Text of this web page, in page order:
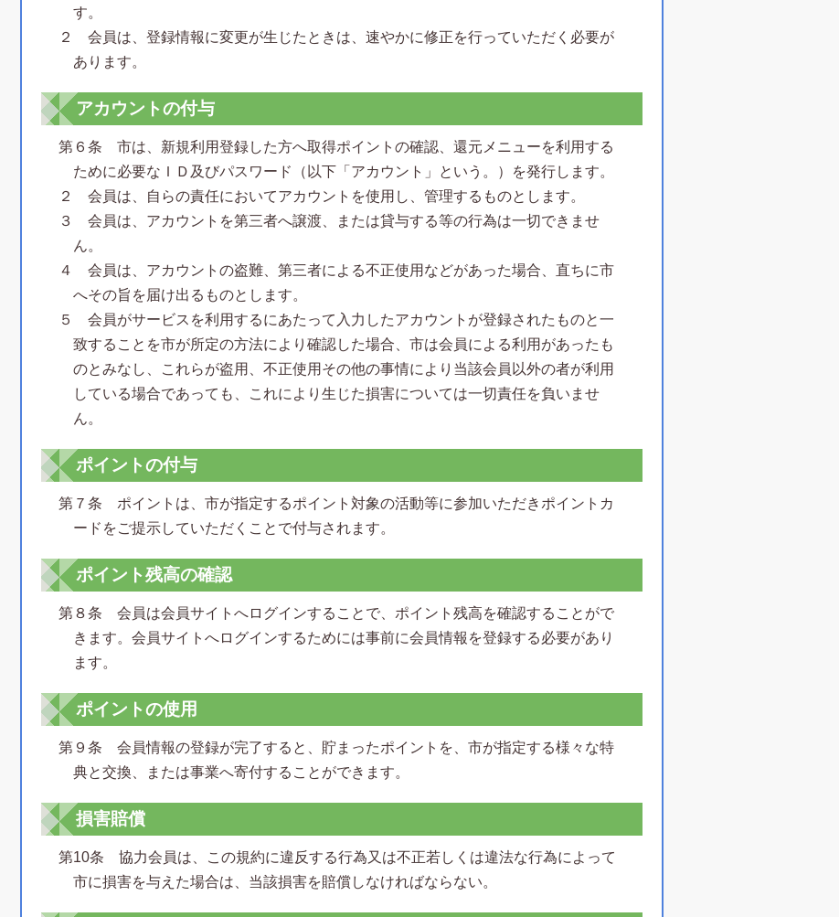
す。
２ 会員は、登録情報に変更が生じたときは、速やかに修正を行っていただく必要が
あります。
アカウントの付与
第６条 市は、新規利用登録した方へ取得ポイントの確認、還元メニューを利用する
ために必要なＩＤ及びパスワード（以下「アカウント」という。）を発行します。
２ 会員は、自らの責任においてアカウントを使用し、管理するものとします。
３ 会員は、アカウントを第三者へ譲渡、または貸与する等の行為は一切できませ
ん。
４ 会員は、アカウントの盗難、第三者による不正使用などがあった場合、直ちに市
へその旨を届け出るものとします。
５ 会員がサービスを利用するにあたって入力したアカウントが登録されたものと一
致することを市が所定の方法により確認した場合、市は会員による利用があったも
のとみなし、これらが盗用、不正使用その他の事情により当該会員以外の者が利用
している場合であっても、これにより生じた損害については一切責任を負いませ
ん。
ポイントの付与
第７条 ポイントは、市が指定するポイント対象の活動等に参加いただきポイントカ
ードをご提示していただくことで付与されます。
ポイント残高の確認
第８条 会員は会員サイトへログインすることで、ポイント残高を確認することがで
きます。会員サイトへログインするためには事前に会員情報を登録する必要があり
ます。
ポイントの使用
第９条 会員情報の登録が完了すると、貯まったポイントを、市が指定する様々な特
典と交換、または事業へ寄付することができます。
損害賠償
第10条 協力会員は、この規約に違反する行為又は不正若しくは違法な行為によって
市に損害を与えた場合は、当該損害を賠償しなければならない。